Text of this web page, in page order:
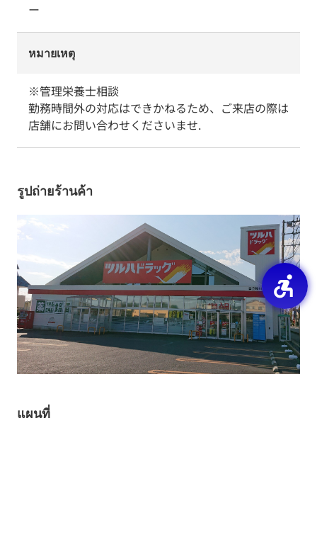
ー
หมายเหตุ
※管理栄養士相談
勤務時間外の対応はできかねるため、ご来店の際は
店舗にお問い合わせくださいませ.
รูปถ่ายร้านค้า
แผนที่